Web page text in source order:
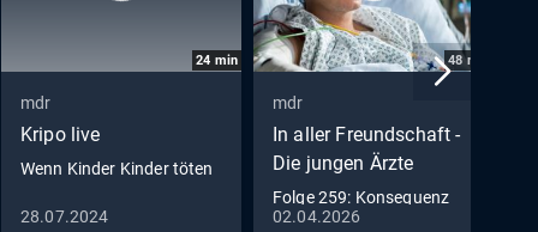
24 min
mdr
Kripo live
Wenn Kinder Kinder töten
28.07.2024
48min
mdr
In aller Freundschaft -
Die jungen Ärzte
Folge 259: Konsequenz
(S07/E07)
02.04.2026